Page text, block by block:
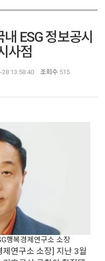
ESG 정보공시
사점
13:58:40 조회수515
연구소 소장
연구소 소장] 지난 3월